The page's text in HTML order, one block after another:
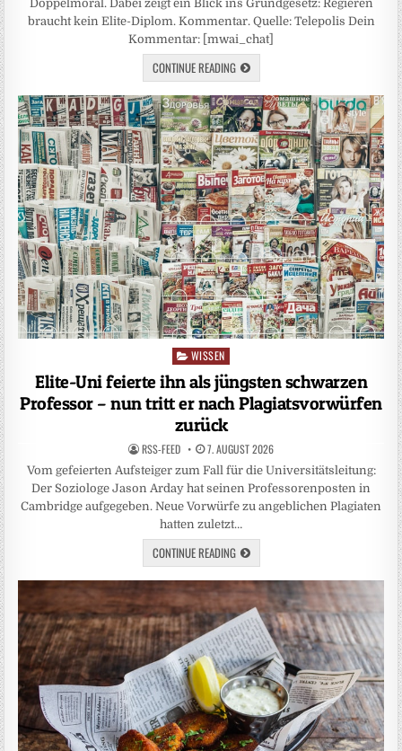
Doppelmoral. Dabei zeigt ein Blick ins Grundgesetz: Regieren
braucht kein Elite-Diplom. Kommentar. Quelle: Telepolis Dein
Kommentar: [mwai_chat]
CONTINUE READING
Posted
WISSEN
Elite-Uni feierte ihn als jüngsten schwarzen
Professor – nun tritt er nach Plagiatsvorwürfen
zurück
RSS-FEED 7. AUGUST 2026
Vom gefeierten Aufsteiger zum Fall für die Universitätsleitung:
Der Soziologe Jason Arday hat seinen Professorenposten in
Cambridge aufgegeben. Neue Vorwürfe zu angeblichen Plagiaten
hatten zuletzt…
CONTINUE READING